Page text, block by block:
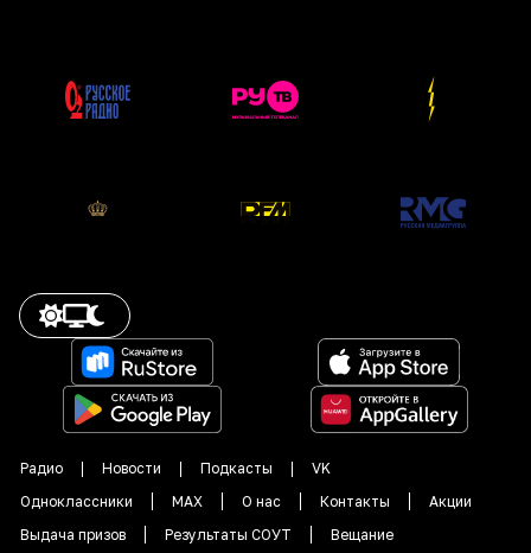
Радио Новости Подкасты
VK
Одноклассники
MAX О нас Контакты
Акции
Выдача призов
Результаты СОУТ Вещание